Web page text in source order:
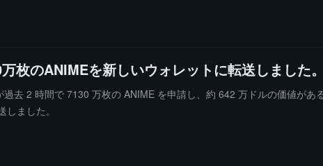
枚のANIMEを新しいウォレットに転送しました。
2 時間で 7130 万枚の ANIME を申請し、約 642 万ドルの価値があ
ました。